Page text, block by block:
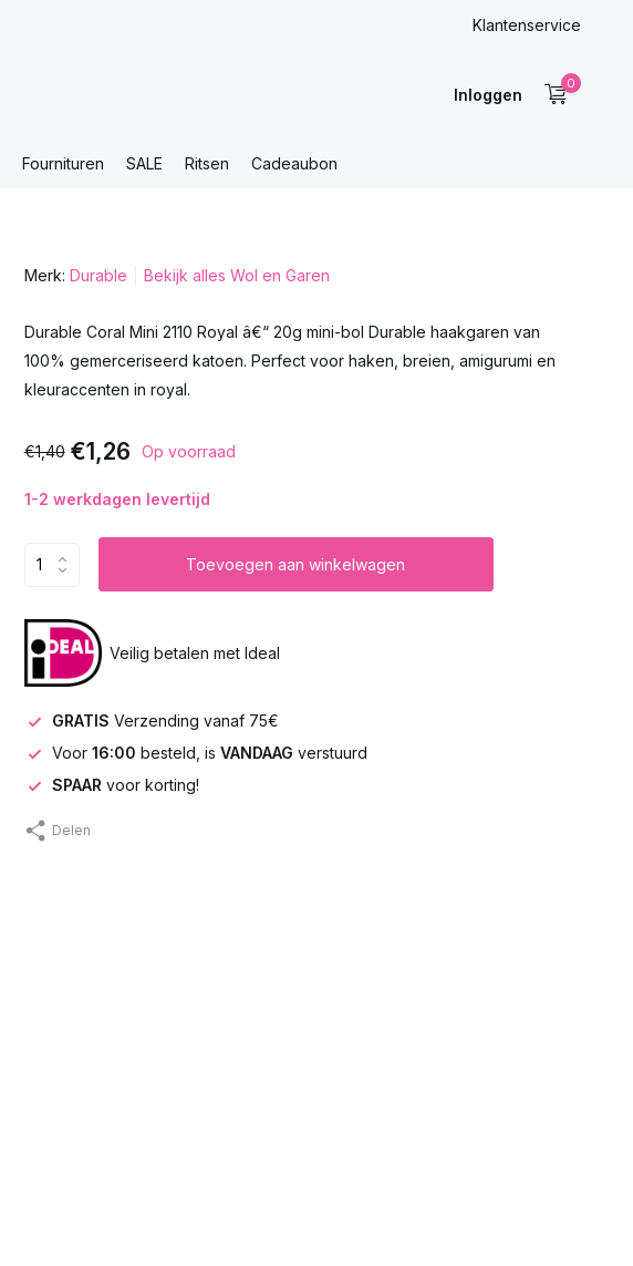
Klantenservice
Inloggen
0
Fournituren SALE Ritsen Cadeaubon
Merk: Durable Bekijk alles Wol en Garen
Durable Coral Mini 2110 Royal â€“ 20g mini-bol Durable haakgaren van
100% gemerceriseerd katoen. Perfect voor haken, breien, amigurumi en
kleuraccenten in royal.
€1,40 €1,26 Op voorraad
1-2 werkdagen levertijd
Toevoegen aan winkelwagen
Veilig betalen met Ideal
GRATIS Verzending vanaf 75€
Voor 16:00 besteld, is VANDAAG verstuurd
SPAAR voor korting!
Delen